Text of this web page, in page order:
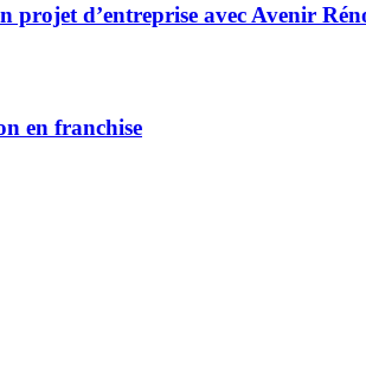
d’entreprise avec Avenir
en franchise